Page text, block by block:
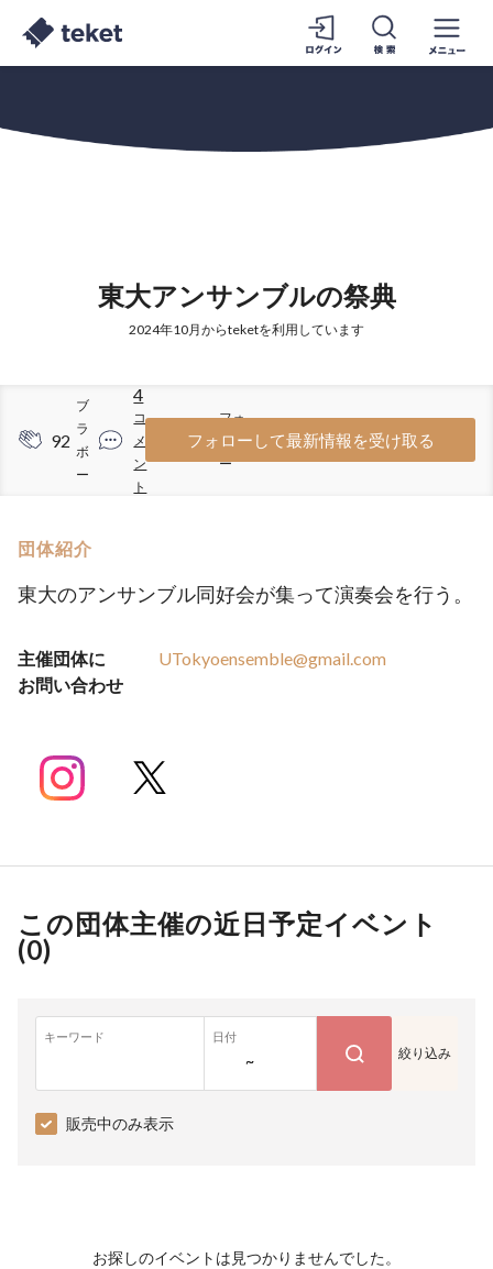
東大アンサンブルの祭典
2024年10月からteketを利用しています
92
ブ
ラ
ボ
ー
4
コ
メ
ン
ト
80
フォ
ロワ
ー
フォローして最新情報を受け取る
団体紹介
東大のアンサンブル同好会が集って演奏会を行う。
主催団体に
お問い合わせ
UTokyoensemble@gmail.com
この団体主催の近日予定イベント
(0)
キーワード 日付
~ 絞り込み
販売中のみ表示
お探しのイベントは見つかりませんでした。